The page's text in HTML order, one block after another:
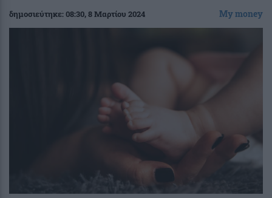
δημοσιεύτηκε:08:30, 8 Μαρτίου 2024 My money